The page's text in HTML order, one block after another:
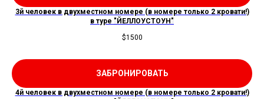
3й человек в двухместном номере (в номере только 2 кровати!)
в туре "ЙЕЛЛОУСТОУН"
$1500
ЗАБРОНИРОВАТЬ
4й человек в двухместном номере (в номере только 2 кровати!)